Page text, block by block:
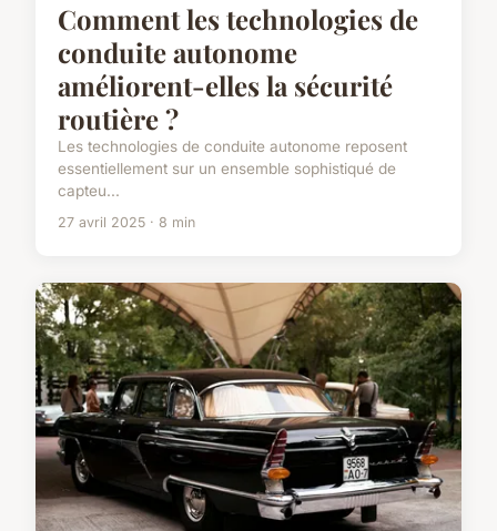
Comment les technologies de
conduite autonome
améliorent-elles la sécurité
routière ?
Les technologies de conduite autonome reposent
essentiellement sur un ensemble sophistiqué de
capteu...
27 avril 2025 · 8 min